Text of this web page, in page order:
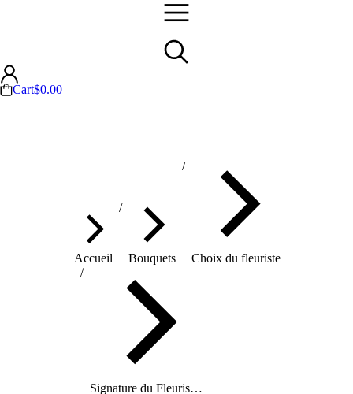
Cart$0.00
Accueil Bouquets Choix du fleuriste
Signature du Fleuris…